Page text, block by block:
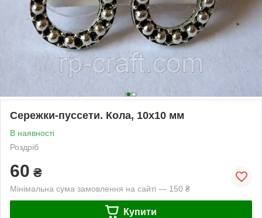
Сережки-пуссети. Кола, 10х10 мм
В наявності
Роздріб
60 ₴
Мінімальна сума замовлення на сайті — 150 ₴
Купити